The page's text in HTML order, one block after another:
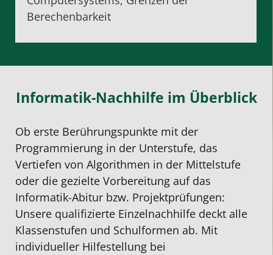
Berechenbarkeit
Informatik-Nachhilfe im Überblick
Ob erste Berührungspunkte mit der
Programmierung in der Unterstufe, das
Vertiefen von Algorithmen in der Mittelstufe
oder die gezielte Vorbereitung auf das
Informatik-Abitur bzw. Projektprüfungen:
Unsere qualifizierte Einzelnachhilfe deckt alle
Klassenstufen und Schulformen ab. Mit
individueller Hilfestellung bei